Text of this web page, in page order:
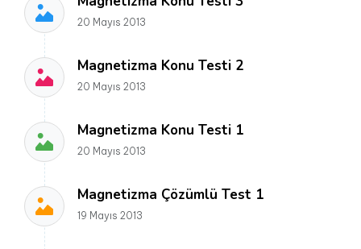
20 Mayıs 2013
Magnetizma Konu Testi 2
20 Mayıs 2013
Magnetizma Konu Testi 1
20 Mayıs 2013
Magnetizma Çözümlü Test 1
19 Mayıs 2013